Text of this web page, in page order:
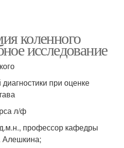
коленного
исследование
при оценке
л/ф
профессор кафедры
Алешкина;